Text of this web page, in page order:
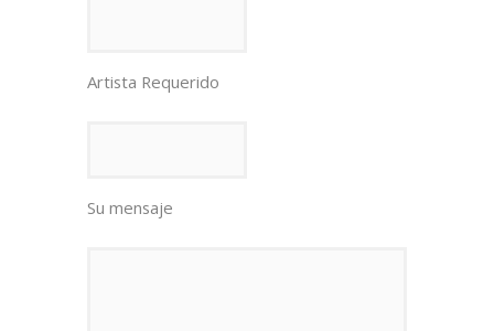
Artista Requerido
Su mensaje